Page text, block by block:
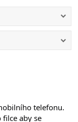
telefonu.
aby se